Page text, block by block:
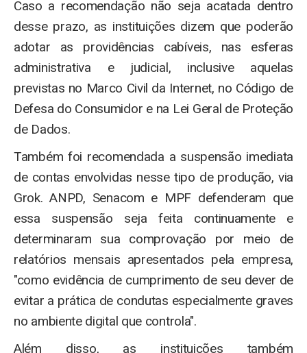
Caso a recomendação não seja acatada dentro
desse prazo, as instituições dizem que poderão
adotar as providências cabíveis, nas esferas
administrativa e judicial, inclusive aquelas
previstas no Marco Civil da Internet, no Código de
Defesa do Consumidor e na Lei Geral de Proteção
de Dados.
Também foi recomendada a suspensão imediata
de contas envolvidas nesse tipo de produção, via
Grok. ANPD, Senacom e MPF defenderam que
essa suspensão seja feita continuamente e
determinaram sua comprovação por meio de
relatórios mensais apresentados pela empresa,
"como evidência de cumprimento de seu dever de
evitar a prática de condutas especialmente graves
no ambiente digital que controla".
Além disso, as instituições também